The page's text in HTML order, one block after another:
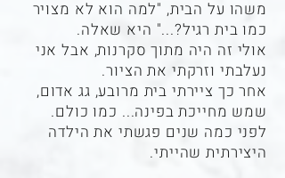
משהו על הבית, "למה הוא לא מצויר
כמו בית רגיל?..." היא שאלה.
אולי זה היה מתוך סקרנות, אבל אני
נעלבתי וזרקתי את הציור.
אחר כך ציירתי בית מרובע, גג אדום,
שמש מחייכת בפינה... כמו כולם.
לפני כמה שנים פגשתי את הילדה
היצירתית שהייתי.